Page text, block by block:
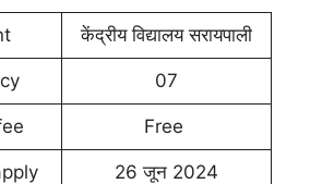
केंद्रीय विद्यालय सरायपाली
07
Free
26 जून 2024